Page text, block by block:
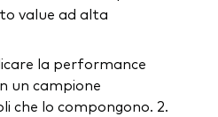
value ad alta
la performance
un campione
che lo compongono. 2.